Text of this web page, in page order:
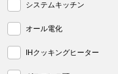
システムキッチン
オール電化
IHクッキングヒーター